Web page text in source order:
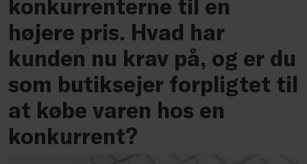
konkurrenterne til en
højere pris. Hvad har
kunden nu krav på, og er du
som butiksejer forpligtet til
at købe varen hos en
konkurrent?